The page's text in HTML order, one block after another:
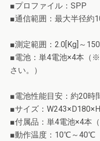
■プロファイル：SPP
■通信範囲：最大半径約
■測定範囲：2.0[Kg]～
■電池：単4電池×4本（
さい。）
■電池性能目安：約20時
■サイズ：
■付属品：単4電池×4本
■動作温度：10℃～40℃